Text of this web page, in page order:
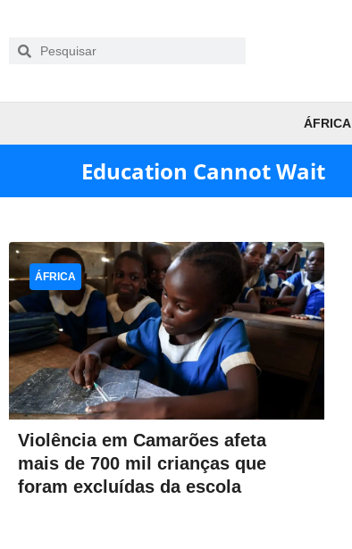
ÁFRICA
Education Cannot Wait
Violência em Camarões afeta
mais de 700 mil crianças que
foram excluídas da escola
ÁFRICA